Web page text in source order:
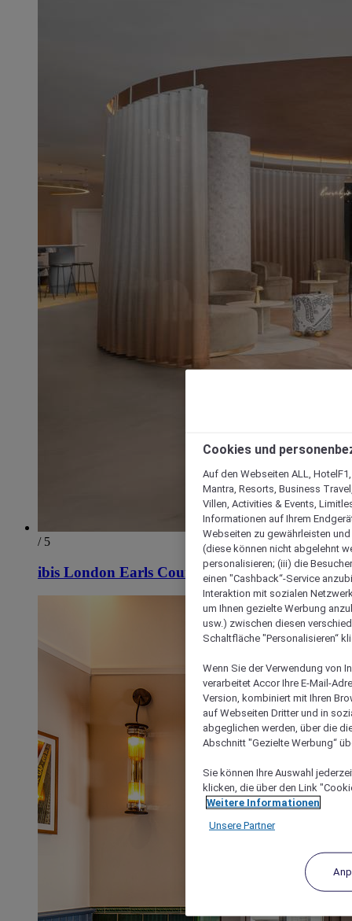
/ 5
ibis London Earls Court
Cookies und
Auf den Webseiten ALL,
Mantra, Resorts, Business
Villen, Activities & Events,
Informationen auf Ihrem
Webseiten zu gewährleisten
(diese können nicht abgelehnt
personalisieren; (iii) die
einen "Cashback“-Service
Interaktion mit sozialen
um Ihnen gezielte Werbung
usw.) zwischen diesen
Schaltfläche "Personalisieren“
Wenn Sie der Verwendung von
verarbeitet Accor Ihre E-Mail-
Version, kombiniert mit Ihren
auf Webseiten Dritter und in
abgeglichen werden, über die
Abschnitt "Gezielte Werbung“
Sie können Ihre Auswahl
klicken, die über den Link
Weitere Informationen
Unsere Partner